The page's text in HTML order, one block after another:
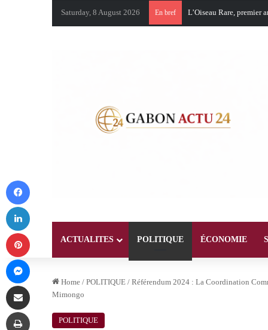
Saturday, 8 August 2026 En bref
ACTUALITES POLITIQUE ÉCONOMIE
Home / POLITIQUE / Référendum 2024 : La Coordination
Mimongo
POLITIQUE
Messenger